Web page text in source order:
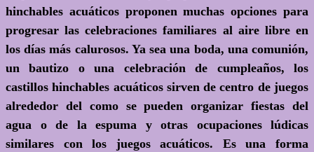
hinchables acuáticos proponen muchas opciones para
progresar las celebraciones familiares al aire libre en
los días más calurosos. Ya sea una boda, una comunión,
un bautizo o una celebración de cumpleaños, los
castillos hinchables acuáticos sirven de centro de juegos
alrededor del como se pueden organizar fiestas del
agua o de la espuma y otras ocupaciones lúdicas
similares con los juegos acuáticos. Es una forma